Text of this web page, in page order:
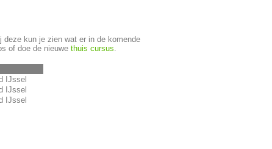
kun je zien wat er in de komende
of doe de nieuwe thuis cursus
IJssel
IJssel
IJssel